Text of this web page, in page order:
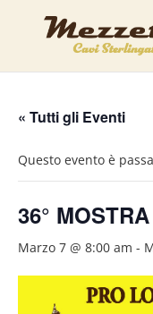
« Tutti gli Eventi
Questo evento è
36°
Marzo 7 @ 8:00 am -